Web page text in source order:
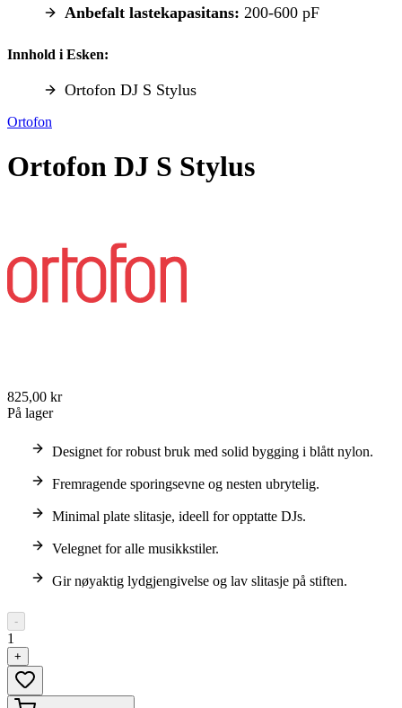
Anbefalt lastekapasitans: 200-600 pF
Innhold i Esken:
Ortofon DJ S Stylus
Ortofon
Ortofon DJ S Stylus
825,00 kr
På lager
Designet for robust bruk med solid bygging i blått nylon.
Fremragende sporingsevne og nesten ubrytelig.
Minimal plate slitasje, ideell for opptatte DJs.
Velegnet for alle musikkstiler.
Gir nøyaktig lydgjengivelse og lav slitasje på stiften.
-
1
+